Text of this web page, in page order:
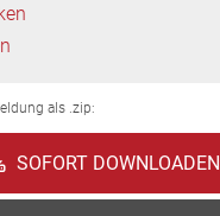
als .zip:
SOFORT DOWNLOADEN